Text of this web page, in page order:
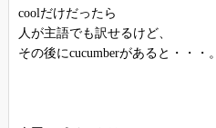
coolだけだったら
人が主語でも訳せるけど、
その後にcucumberがあると・・・。